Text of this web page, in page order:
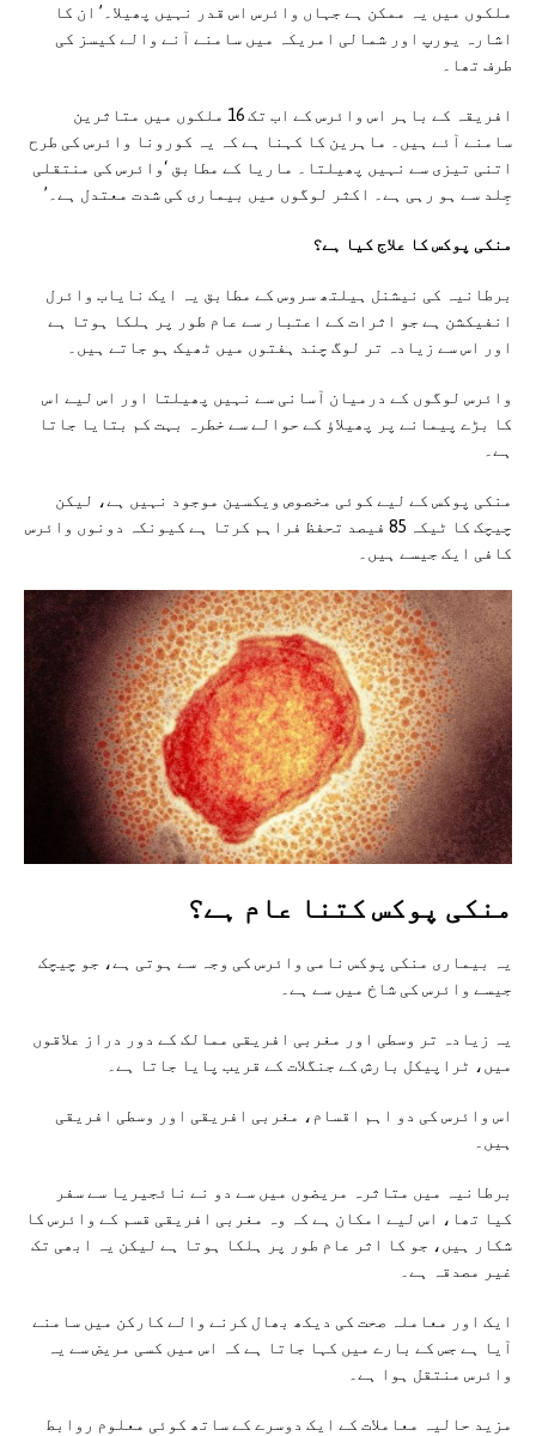
ملکوں میں یہ ممکن ہے جہاں وائرس اس قدر نہیں پھیلا۔’ ان کا
اشارہ یورپ اور شمالی امریکہ میں سامنے آنے والے کیسز کی
طرف تھا۔
افریقہ کے باہر اس وائرس کے اب تک 16 ملکوں میں متاثرین
سامنے آئے ہیں۔ ماہرین کا کہنا ہے کہ یہ کورونا وائرس کی طرح
اتنی تیزی سے نہیں پھیلتا۔ ماریا کے مطابق ‘وائرس کی منتقلی
جِلد سے ہو رہی ہے۔ اکثر لوگوں میں بیماری کی شدت معتدل ہے۔’
منکی پوکس کا علاج کیا ہے؟
برطانیہ کی نیشنل ہیلتھ سروس کے مطابق یہ ایک نایاب وائرل
انفیکشن ہے جو اثرات کے اعتبار سے عام طور پر ہلکا ہوتا ہے
اور اس سے زیادہ تر لوگ چند ہفتوں میں ٹھیک ہو جاتے ہیں۔
وائرس لوگوں کے درمیان آسانی سے نہیں پھیلتا اور اس لیے اس
کا بڑے پیمانے پر پھیلاؤ کے حوالے سے خطرہ بہت کم بتایا جاتا
ہے۔
منکی پوکس کے لیے کوئی مخصوص ویکسین موجود نہیں ہے، لیکن
چیچک کا ٹیکہ 85 فیصد تحفظ فراہم کرتا ہے کیونکہ دونوں وائرس
کافی ایک جیسے ہیں۔
منکی پوکس کتنا عام ہے؟
یہ بیماری منکی پوکس نامی وائرس کی وجہ سے ہوتی ہے، جو چیچک
جیسے وائرس کی شاخ میں سے ہے۔
یہ زیادہ تر وسطی اور مغربی افریقی ممالک کے دور دراز علاقوں
میں، ٹراپیکل بارش کے جنگلات کے قریب پایا جاتا ہے۔
اس وائرس کی دو اہم اقسام، مغربی افریقی اور وسطی افریقی
ہیں۔
برطانیہ میں متاثرہ مریضوں میں سے دو نے نائجیریا سے سفر
کیا تھا، اس لیے امکان ہے کہ وہ مغربی افریقی قسم کے وائرس کا
شکار ہیں، جو کا اثر عام طور پر ہلکا ہوتا ہے لیکن یہ ابھی تک
غیر مصدقہ ہے۔
ایک اور معاملہ صحت کی دیکھ بھال کرنے والے کارکن میں سامنے
آیا ہے جس کے بارے میں کہا جاتا ہے کہ اس میں کسی مریض سے یہ
وائرس منتقل ہوا ہے۔
مزید حالیہ معاملات کے ایک دوسرے کے ساتھ کوئی معلوم روابط